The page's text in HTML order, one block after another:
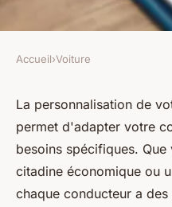
auto : adaptez
couverture
Léon•30 octobre 2024•5
Accueil›Voiture
La personnalisation de
permet d'adapter votre
besoins spécifiques.
citadine économique ou
chaque conducteur a